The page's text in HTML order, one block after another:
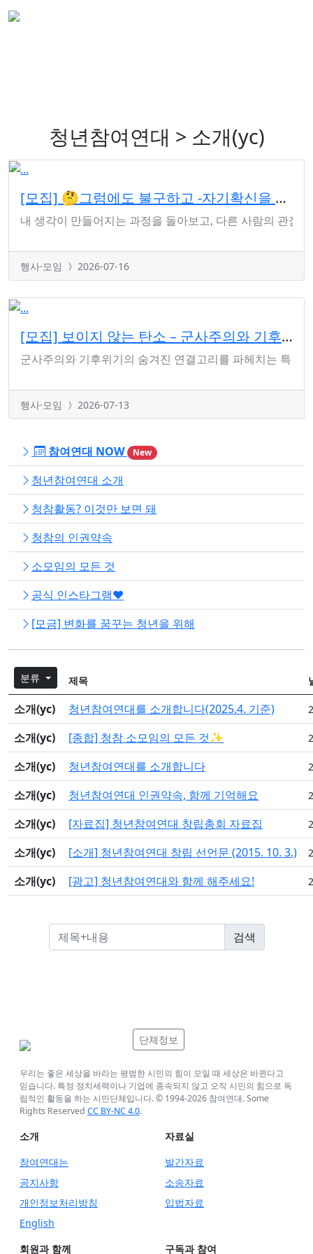
청년참여연대 > 소개(yc)
[모집] 🤔그럼에도 불구하고 -자기확신을 넘어서는 대화의 기술
내 생각이 만들어지는 과정을 돌아보고, 다른 사람의 관점
행사·모임 2026-07-16
[모집] 보이지 않는 탄소 – 군사주의와 기후정의 청년 교육
군사주의와 기후위기의 숨겨진 연결고리를 파헤치는 특별
행사·모임 2026-07-13
참여연대 NOW New
청년참여연대 소개
청참활동? 이것만 보면 돼
청참의 인권약속
소모임의 모든 것
공식 인스타그램❤️
[모금] 변화를 꿈꾸는 청년을 위해
분류 제목
소개(yc) 청년참여연대를 소개합니다(2025.4. 기준)
소개(yc) [종합] 청참 소모임의 모든 것✨
소개(yc) 청년참여연대를 소개합니다
소개(yc) 청년참여연대 인권약속, 함께 기억해요
소개(yc) [자료집] 청년참여연대 창립총회 자료집
소개(yc) [소개] 청년참여연대 창립 선언문 (2015. 10. 3.)
소개(yc) [광고] 청년참여연대와 함께 해주세요!
단체정보
우리는 좋은 세상을 바라는 평범한 시민의 힘이 모일 때 세상은 바뀐다고
믿습니다. 특정 정치세력이나 기업에 종속되지 않고 오직 시민의 힘으로 독
립적인 활동을 하는 시민단체입니다. © 1994-2026 참여연대. Some
Rights Reserved CC BY-NC 4.0.
소개
참여연대는
공지사항
개인정보처리방침
English
자료실
발간자료
소송자료
입법자료
회원과 함께 구독과 참여